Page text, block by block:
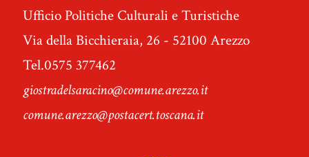
Ufficio Politiche Culturali e Turistiche
Via della Bicchieraia, 26 - 52100 Arezzo
Tel.0575 377462
giostradelsaracino@comune.arezzo.it
comune.arezzo@postacert.toscana.it